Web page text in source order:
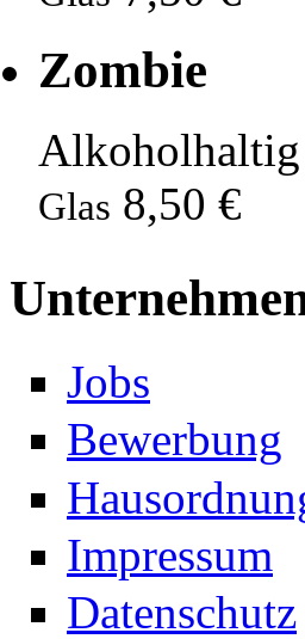
Zombie
Alkoholhaltig
Glas 8,50 €
Jobs
Bewerbung
Impressum
Datenschutz